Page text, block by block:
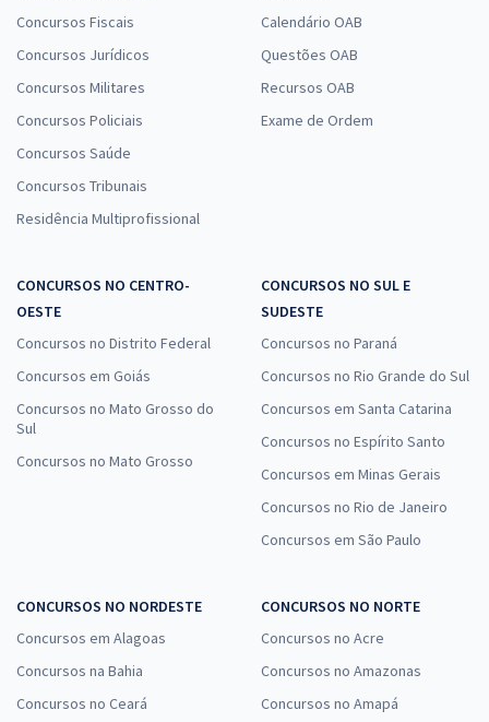
Concursos Fiscais
Concursos Jurídicos
Concursos Militares
Concursos Policiais
Concursos Saúde
Concursos Tribunais
Residência Multiprofissional
Calendário OAB
Questões OAB
Recursos OAB
Exame de Ordem
CONCURSOS NO CENTRO-
OESTE
Concursos no Distrito Federal
Concursos em Goiás
Concursos no Mato Grosso do
Sul
Concursos no Mato Grosso
CONCURSOS NO SUL E
SUDESTE
Concursos no Paraná
Concursos no Rio Grande do Sul
Concursos em Santa Catarina
Concursos no Espírito Santo
Concursos em Minas Gerais
Concursos no Rio de Janeiro
Concursos em São Paulo
CONCURSOS NO NORDESTE
Concursos em Alagoas
Concursos na Bahia
Concursos no Ceará
CONCURSOS NO NORTE
Concursos no Acre
Concursos no Amazonas
Concursos no Amapá